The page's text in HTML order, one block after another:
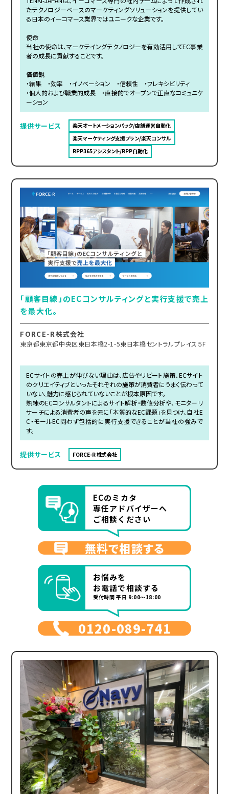
たテクノロジーベースのマーケティングソリューションを提供してい
る日本のイーコマース業界ではユニークな企業です。
使命
当社の使命は、マーケテイングテクノロジーを有効活用してEC事業
者の成長に貢献することです。
価値観
・結果 ・効率 ・イノベーション ・信頼性 ・フレキシビリティ
・個人的および職業的成長 ・直接的でオープンで正直なコミュニケ
ーション
提供サービス
楽天オートメーションパック/店舗運営自動化
楽天マーケティング支援プラン/楽天コンサル
RPP365アシスタント/RPP自動化
「顧客目線」のECコンサルティングと実行支援で売上
を最大化。
FORCE-R株式会社
東京都東京都中央区東日本橋2-1-5東日本橋セントラルプレイス５F
ECサイトの売上が伸びない理由は、広告やリピート施策、ECサイト
のクリエイティブといったそれぞれの施策が消費者にうまく伝わって
いない、魅力に感じられていないことが根本原因です。
熟練のECコンサルタントによるサイト解析・数値分析や、モニターリ
サーチによる消費者の声を元に「本質的なEC課題」を見つけ、自社E
C・モールEC問わず包括的に実行支援できることが当社の強みで
す。
提供サービス FORCE-R 株式会社
ECのミカタ
専任アドバイザーへ
ご相談ください
無料で相談する
お悩みを
お電話で相談する
受付時間 平日 9:00～18:00
0120-089-741